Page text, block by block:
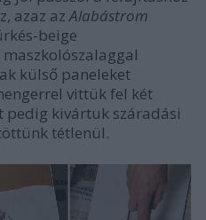
azaz azAlabástrom
beige
külső paneleket
vittük fel két
pedig kivártuk száradási
tétlenül.